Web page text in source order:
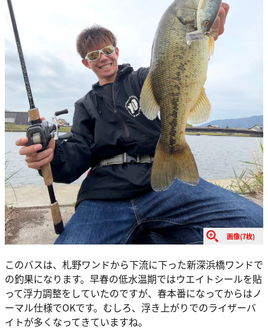
画像(7枚)
このバスは、札野ワンドから下流に下った新深浜橋ワンドで
の釣果になります。早春の低水温期ではウエイトシールを貼
って浮力調整をしていたのですが、春本番になってからはノ
ーマル仕様でOKです。むしろ、浮き上がりでのライザーバ
イトが多くなってきていますね。